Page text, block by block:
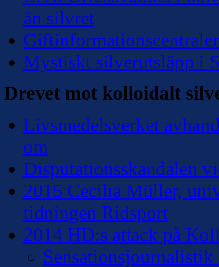
än silvret
Mystiskt silverutsläpp i
Drevet mot kolloidalt
Livsmedelsverket
om
Disputationsskandalen
2015 Cecilia Müller,
tidningen Ridsport
2014 HD:s attack på